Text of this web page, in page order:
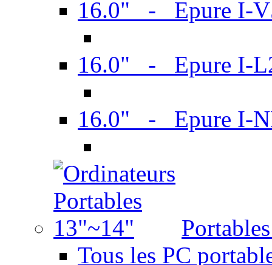
16.0" - Epure I-
16.0" - Epure I-
16.0" - Epure I-
Tous les PC